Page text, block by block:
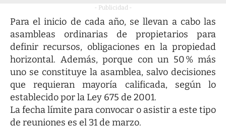
- Publicidad -
Para el inicio de cada año, se llevan a cabo las
asambleas ordinarias de propietarios para
definir recursos, obligaciones en la propiedad
horizontal. Además, porque con un 50 % más
uno se constituye la asamblea, salvo decisiones
que requieran mayoría calificada, según lo
establecido por la Ley 675 de 2001.
La fecha límite para convocar o asistir a este tipo
de reuniones es el 31 de marzo.